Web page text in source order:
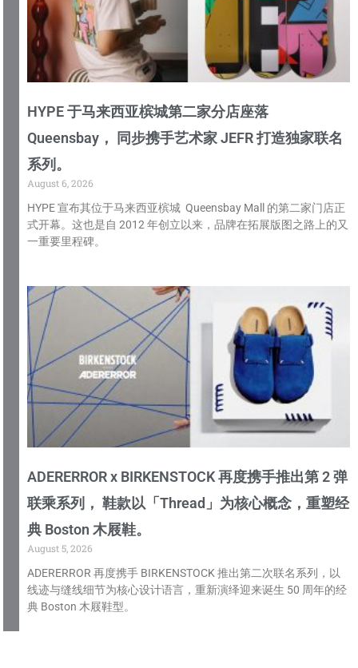
HYPE 于马来西亚槟城第二家分店座落
Queensbay， 同步携手艺术家 JEFR 打造独家联名
系列。
August 6, 2026
HYPE 宣布其位于马来西亚槟城 Queensbay Mall 的第二家门店正
式开幕。这也是自 2012 年创立以来，品牌在拓展版图之路上的又
一重要里程碑。
ADERERROR x BIRKENSTOCK 再度携手推出第 2 弹
联乘系列， 鞋款以「Thread」为核心概念，重塑经
典 Boston 木屐鞋。
August 5, 2026
ADERERROR 再度携手 BIRKENSTOCK 推出第二次联名系列，以
线迹与缝线细节为核心设计语言，重新演绎迎来诞生 50 周年的经
典 Boston 木屐鞋型。